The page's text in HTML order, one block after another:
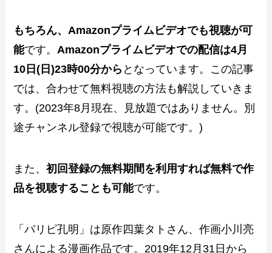
もちろん、Amazonプライムビデオでも視聴が可
能です。Amazonプライムビデオでの配信は4月
10日(日)23時00分から となっています。この記事
では、合わせて無料視聴の方法も解説していきま
す。(2023年8月現在、見放題ではありません。別
途チャンネル登録で視聴が可能です。)
また、初回登録の無料期間を利用すれば無料で作
品を視聴することも可能です。
「パリピ孔明」は原作四葉タトさん、作画小川亮
さんによる漫画作品です。2019年12月31日から